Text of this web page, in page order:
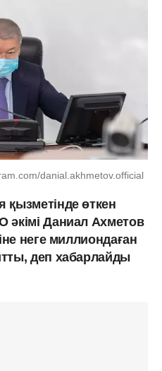
danial.akhmetov.official
өткен
әкімі Даниал Ахметов
неге миллиондаған
деп хабарлайды